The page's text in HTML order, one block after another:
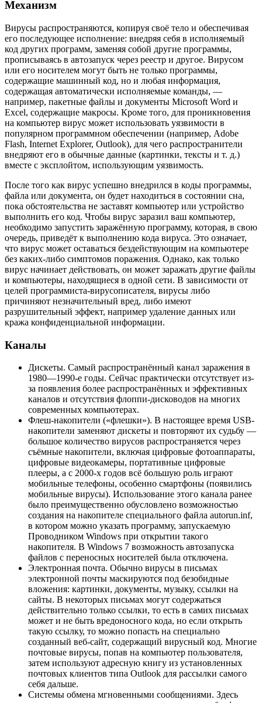
Механизм
Вирусы распространяются, копируя своё тело и обеспечивая
его последующее исполнение: внедряя себя в исполняемый
код других программ, заменяя собой другие программы,
прописываясь в автозапуск через реестр и другое. Вирусом
или его носителем могут быть не только программы,
содержащие машинный код, но и любая информация,
содержащая автоматически исполняемые команды, —
например, пакетные файлы и документы Microsoft Word и
Excel, содержащие макросы. Кроме того, для проникновения
на компьютер вирус может использовать уязвимости в
популярном программном обеспечении (например, Adobe
Flash, Internet Explorer, Outlook), для чего распространители
внедряют его в обычные данные (картинки, тексты и т. д.)
вместе с эксплойтом, использующим уязвимость.
После того как вирус успешно внедрился в коды программы,
файла или документа, он будет находиться в состоянии сна,
пока обстоятельства не заставят компьютер или устройство
выполнить его код. Чтобы вирус заразил ваш компьютер,
необходимо запустить заражённую программу, которая, в свою
очередь, приведёт к выполнению кода вируса. Это означает,
что вирус может оставаться бездействующим на компьютере
без каких-либо симптомов поражения. Однако, как только
вирус начинает действовать, он может заражать другие файлы
и компьютеры, находящиеся в одной сети. В зависимости от
целей программиста-вирусописателя, вирусы либо
причиняют незначительный вред, либо имеют
разрушительный эффект, например удаление данных или
кража конфиденциальной информации.
Каналы
Дискеты. Самый распространённый канал заражения в
1980—1990-е годы. Сейчас практически отсутствует из-
за появления более распространённых и эффективных
каналов и отсутствия флоппи-дисководов на многих
современных компьютерах.
Флеш-накопители («флешки»). В настоящее время USB-
накопители заменяют дискеты и повторяют их судьбу —
большое количество вирусов распространяется через
съёмные накопители, включая цифровые фотоаппараты,
цифровые видеокамеры, портативные цифровые
плееры, а с 2000-х годов всё большую роль играют
мобильные телефоны, особенно смартфоны (появились
мобильные вирусы). Использование этого канала ранее
было преимущественно обусловлено возможностью
создания на накопителе специального файла autorun.inf,
в котором можно указать программу, запускаемую
Проводником Windows при открытии такого
накопителя. В Windows 7 возможность автозапуска
файлов с переносных носителей была отключена.
Электронная почта. Обычно вирусы в письмах
электронной почты маскируются под безобидные
вложения: картинки, документы, музыку, ссылки на
сайты. В некоторых письмах могут содержаться
действительно только ссылки, то есть в самих письмах
может и не быть вредоносного кода, но если открыть
такую ссылку, то можно попасть на специально
созданный веб-сайт, содержащий вирусный код. Многие
почтовые вирусы, попав на компьютер пользователя,
затем используют адресную книгу из установленных
почтовых клиентов типа Outlook для рассылки самого
себя дальше.
Системы обмена мгновенными сообщениями. Здесь